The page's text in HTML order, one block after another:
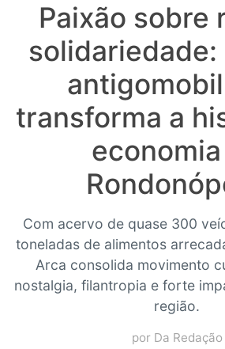
Paixão sobre
solidariedade:
transforma a
Com acervo de quase 300
toneladas de alimentos
Arca consolida movimento
nostalgia, filantropia e forte
região.
por Da Redação